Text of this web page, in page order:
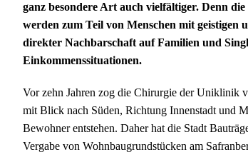
ganz besondere Art auch vielfältiger. Denn
werden zum Teil von Menschen mit
direkter Nachbarschaft auf Familien und
Einkommenssituationen.
Vor zehn Jahren zog die Chirurgie der Uniklinik
mit Blick nach Süden, Richtung Innenstadt und
Bewohner entstehen. Daher hat die Stadt
Vergabe von Wohnbaugrundstücken am